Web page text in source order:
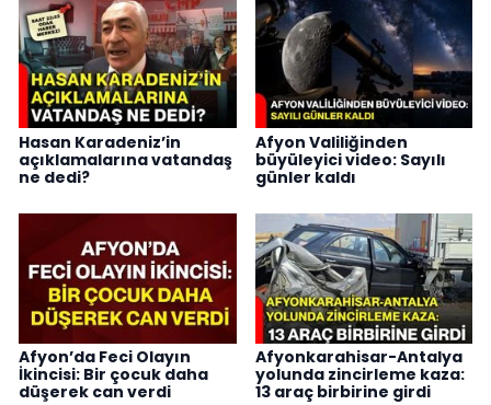
Hasan Karadeniz’in
açıklamalarına vatandaş
ne dedi?
Afyon Valiliğinden
büyüleyici video: Sayılı
günler kaldı
Afyon’da Feci Olayın
İkincisi: Bir çocuk daha
düşerek can verdi
Afyonkarahisar-Antalya
yolunda zincirleme kaza:
13 araç birbirine girdi